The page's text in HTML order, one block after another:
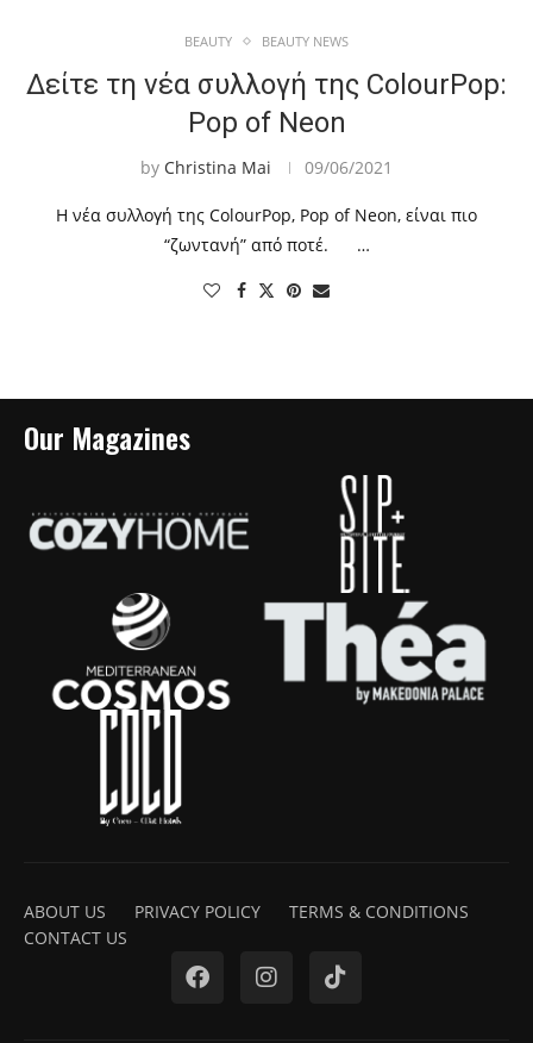
BEAUTY BEAUTY NEWS
Δείτε τη νέα συλλογή της ColourPop:
Pop of Neon
by Christina Mai 09/06/2021
Η νέα συλλογή της ColourPop, Pop of Neon, είναι πιο
“ζωντανή” από ποτέ. …
Our Magazines
ABOUT US PRIVACY POLICY
TERMS & CONDITIONS
CONTACT US